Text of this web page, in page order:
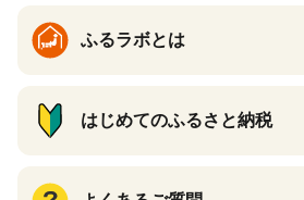
ふるラボとは
はじめてのふるさと納税